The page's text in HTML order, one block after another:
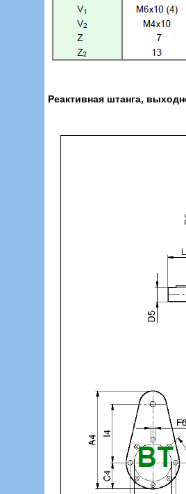
Реактивная штанга,